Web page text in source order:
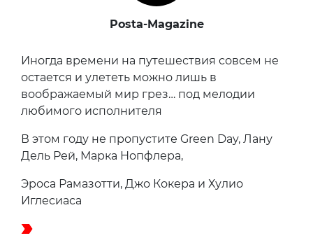
Posta-Magazine
Иногда времени на путешествия совсем не
остается и улететь можно лишь в
воображаемый мир грез… под мелодии
любимого исполнителя
В этом году не пропустите Green Day, Лану
Дель Рей, Марка Нопфлера,
Эроса Рамазотти, Джо Кокера и Хулио
Иглесиаса